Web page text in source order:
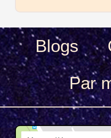
Blogs
Par